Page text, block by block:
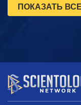
ПОКАЗАТЬ